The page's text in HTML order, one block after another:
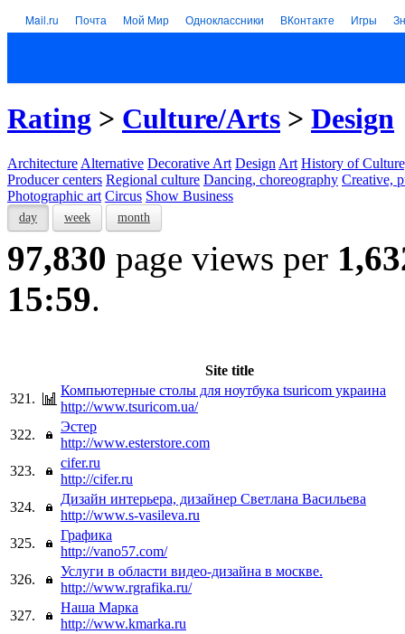
Mail.ru Почта Мой Мир Одноклассники ВКонтакте Игры
Rating > Culture/Arts > Design
Architecture Alternative Decorative Art Design Art History of
Producer centers Regional culture Dancing, choreography Creative,
Photographic art Circus Show Business
day week month
97,830 page views per
15:59.
Site title
321.
Компьютерные столы для ноутбука tsuricom украина
http://www.tsuricom.ua/
322.
Эстер
http://www.esterstore.com
323.
cifer.ru
http://cifer.ru
324.
Дизайн интерьера, дизайнер Светлана Васильева
http://www.s-vasileva.ru
325.
Графика
http://vano57.com/
326.
Услуги в области видео-дизайна в москве.
http://www.rgrafika.ru/
327.
Наша Марка
http://www.kmarka.ru